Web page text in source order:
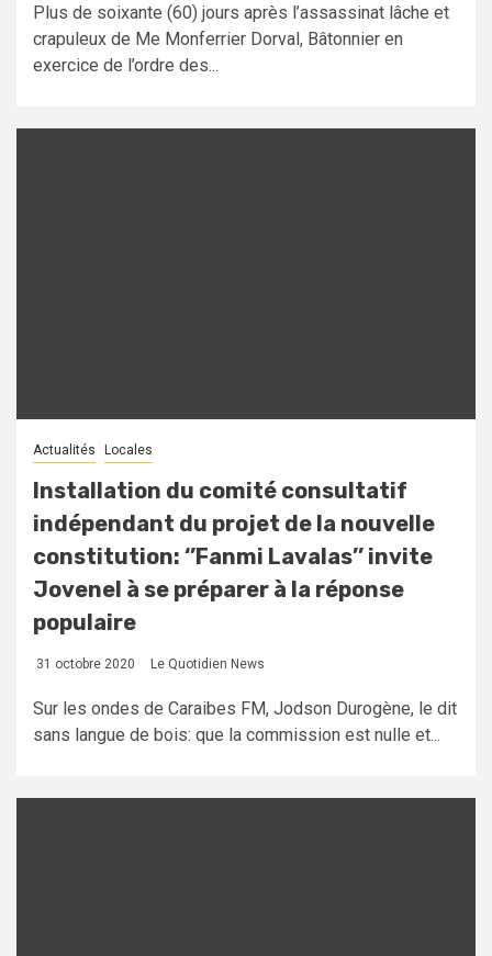
Plus de soixante (60) jours après l’assassinat lâche et
crapuleux de Me Monferrier Dorval, Bâtonnier en
exercice de l’ordre des...
Actualités Locales
Installation du comité consultatif
indépendant du projet de la nouvelle
constitution: ‘’Fanmi Lavalas’’ invite
Jovenel à se préparer à la réponse
populaire
31 octobre 2020 Le Quotidien News
Sur les ondes de Caraibes FM, Jodson Durogène, le dit
sans langue de bois: que la commission est nulle et...